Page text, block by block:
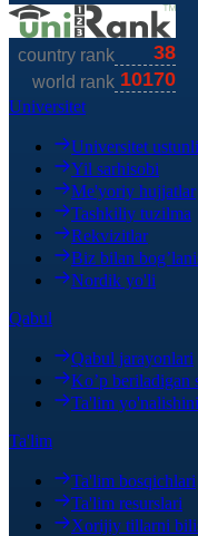
Universitet
Universitet
Yil sarhisobi
Me'yoriy hujjatlar
Tashkiliy tuzilma
Rekvizitlar
Biz bilan
Nordik yo'li
Qabul
Qabul jarayonlari
Ko’p beriladigan
Ta'lim
Ta'lim
Ta'lim bosqichlari
Ta'lim resurslari
Xorijiy tillarni